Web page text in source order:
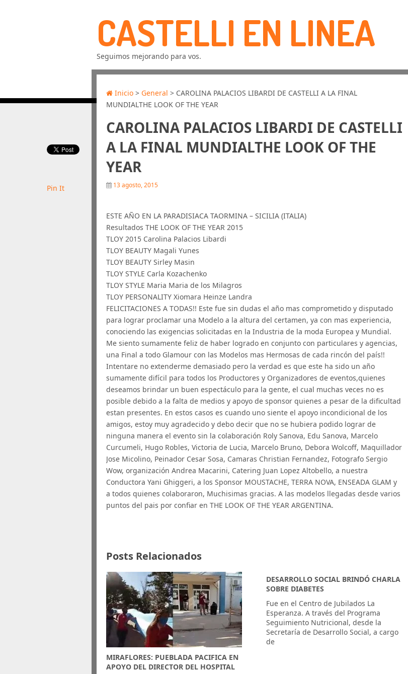
CASTELLI EN LINEA
Seguimos mejorando para vos.
Inicio > General > CAROLINA PALACIOS LIBARDI DE CASTELLI A LA FINAL
MUNDIALTHE LOOK OF THE YEAR
CAROLINA PALACIOS LIBARDI DE CASTELLI
A LA FINAL MUNDIALTHE LOOK OF THE
YEAR
13 agosto, 2015
ESTE AÑO EN LA PARADISIACA TAORMINA – SICILIA (ITALIA)
Resultados THE LOOK OF THE YEAR 2015
TLOY 2015 Carolina Palacios Libardi
TLOY BEAUTY Magali Yunes
TLOY BEAUTY Sirley Masin
TLOY STYLE Carla Kozachenko
TLOY STYLE Maria Maria de los Milagros
TLOY PERSONALITY Xiomara Heinze Landra
FELICITACIONES A TODAS!! Este fue sin dudas el año mas comprometido y disputado
para lograr proclamar una Modelo a la altura del certamen, ya con mas experiencia,
conociendo las exigencias solicitadas en la Industria de la moda Europea y Mundial.
Me siento sumamente feliz de haber logrado en conjunto con particulares y agencias,
una Final a todo Glamour con las Modelos mas Hermosas de cada rincón del país!!
Intentare no extenderme demasiado pero la verdad es que este ha sido un año
sumamente difícil para todos los Productores y Organizadores de eventos,quienes
deseamos brindar un buen espectáculo para la gente, el cual muchas veces no es
posible debido a la falta de medios y apoyo de sponsor quienes a pesar de la dificultad
estan presentes. En estos casos es cuando uno siente el apoyo incondicional de los
amigos, estoy muy agradecido y debo decir que no se hubiera podido lograr de
ninguna manera el evento sin la colaboración Roly Sanova, Edu Sanova, Marcelo
Curcumeli, Hugo Robles, Victoria de Lucia, Marcelo Bruno, Debora Wolcoff, Maquillador
Jose Micolino, Peinador Cesar Sosa, Camaras Christian Fernandez, Fotografo Sergio
Wow, organización Andrea Macarini, Catering Juan Lopez Altobello, a nuestra
Conductora Yani Ghiggeri, a los Sponsor MOUSTACHE, TERRA NOVA, ENSEADA GLAM y
a todos quienes colaboraron, Muchisimas gracias. A las modelos llegadas desde varios
puntos del pais por confiar en THE LOOK OF THE YEAR ARGENTINA.
Pin It
Posts Relacionados
MIRAFLORES: PUEBLADA PACIFICA EN
APOYO DEL DIRECTOR DEL HOSPITAL
DESARROLLO SOCIAL BRINDÓ CHARLA
SOBRE DIABETES
Fue en el Centro de Jubilados La
Esperanza. A través del Programa
Seguimiento Nutricional, desde la
Secretaría de Desarrollo Social, a cargo
de